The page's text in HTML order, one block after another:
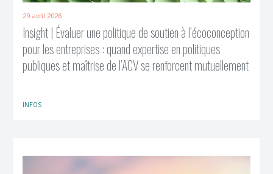
29 avril 2026
Insight | Évaluer une politique de soutien à l’écoconception
pour les entreprises : quand expertise en politiques
publiques et maîtrise de l’ACV se renforcent mutuellement
INFOS